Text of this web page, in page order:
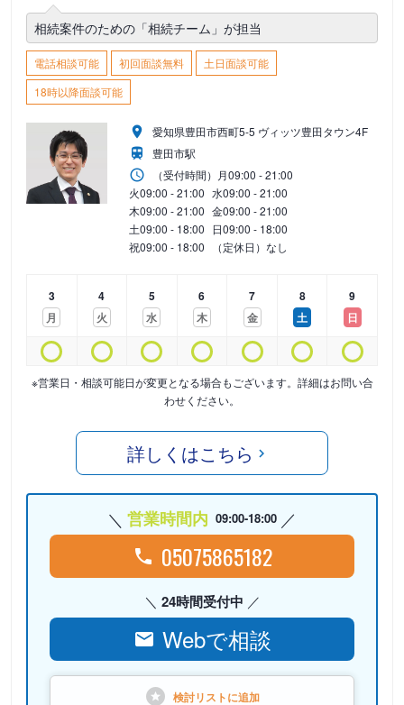
相続案件のための「相続チーム」が担当
電話相談可能 初回面談無料
土日面談可能
18時以降面談可能
愛知県豊田市西町5-5 ヴィッツ豊田タウン4F
豊田市駅
（受付時間） 月09:00 - 21:00
火09:00 - 21:00 水09:00 - 21:00
木09:00 - 21:00 金09:00 - 21:00
土09:00 - 18:00 日09:00 - 18:00
祝09:00 - 18:00 （定休日）なし
3
月
4
火
5
水
6
木
7
金
8
土
9
日
※営業日・相談可能日が変更となる場合もございます。詳細はお問い合
わせください。
詳しくはこちら
営業時間内 09:00-18:00
05075865182
24時間受付中
Webで相談
検討リストに追加